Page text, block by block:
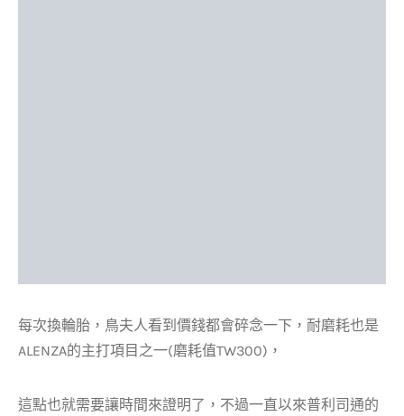
每次換輪胎，鳥夫人看到價錢都會碎念一下，耐磨耗也是
ALENZA的主打項目之一(磨耗值TW300)，
這點也就需要讓時間來證明了，不過一直以來普利司通的